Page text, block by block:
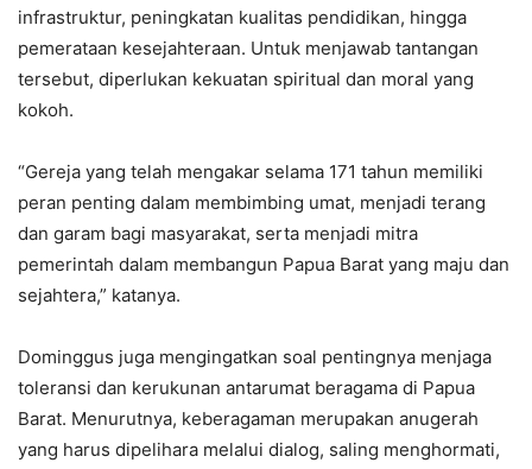
infrastruktur, peningkatan kualitas pendidikan, hingga
pemerataan kesejahteraan. Untuk menjawab tantangan
tersebut, diperlukan kekuatan spiritual dan moral yang
kokoh.
“Gereja yang telah mengakar selama 171 tahun memiliki
peran penting dalam membimbing umat, menjadi terang
dan garam bagi masyarakat, serta menjadi mitra
pemerintah dalam membangun Papua Barat yang maju dan
sejahtera,” katanya.
Dominggus juga mengingatkan soal pentingnya menjaga
toleransi dan kerukunan antarumat beragama di Papua
Barat. Menurutnya, keberagaman merupakan anugerah
yang harus dipelihara melalui dialog, saling menghormati,